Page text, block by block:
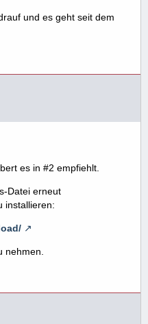
und es geht seit dem
es in #2 empfiehlt.
Datei erneut
installieren:
nehmen.